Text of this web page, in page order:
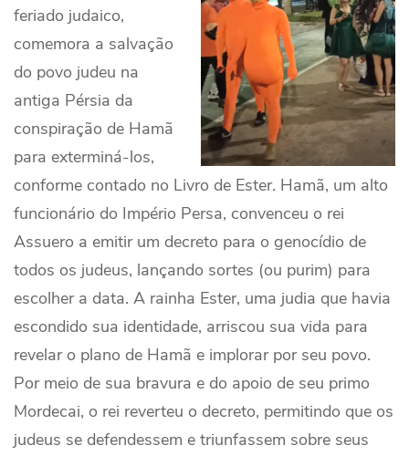
feriado judaico,
comemora a salvação
do povo judeu na
antiga Pérsia da
conspiração de Hamã
para exterminá-los,
conforme contado no Livro de Ester. Hamã, um alto
funcionário do Império Persa, convenceu o rei
Assuero a emitir um decreto para o genocídio de
todos os judeus, lançando sortes (ou purim) para
escolher a data. A rainha Ester, uma judia que havia
escondido sua identidade, arriscou sua vida para
revelar o plano de Hamã e implorar por seu povo.
Por meio de sua bravura e do apoio de seu primo
Mordecai, o rei reverteu o decreto, permitindo que os
judeus se defendessem e triunfassem sobre seus